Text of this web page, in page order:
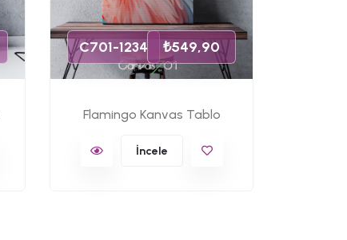
C701-1234 ₺549,90
Flamingo Kanvas Tablo
İncele